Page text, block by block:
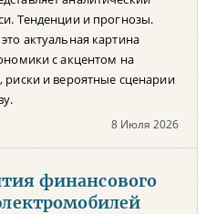
Тенденции и прогнозы.
актуальная картина
с акцентом на
и вероятные сценарии
8 Июля 2026
финансового